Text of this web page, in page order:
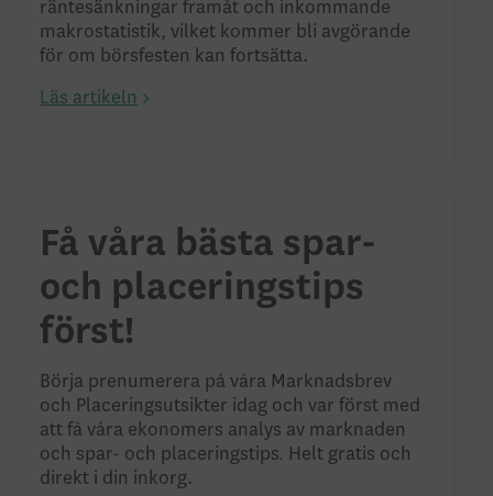
räntesänkningar framåt och inkommande
makrostatistik, vilket kommer bli avgörande
för om börsfesten kan fortsätta.
Läs artikeln
Få våra bästa spar-
och placeringstips
först!
Börja prenumerera på våra Marknadsbrev
och Placeringsutsikter idag och var först med
att få våra ekonomers analys av marknaden
och spar- och placeringstips. Helt gratis och
direkt i din inkorg.